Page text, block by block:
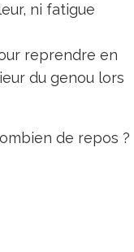
ni fatigue
reprendre en
du genou lors
de repos ?